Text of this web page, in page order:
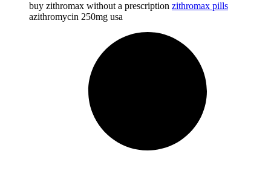
buy zithromax without a prescription zithromax pills
azithromycin 250mg usa